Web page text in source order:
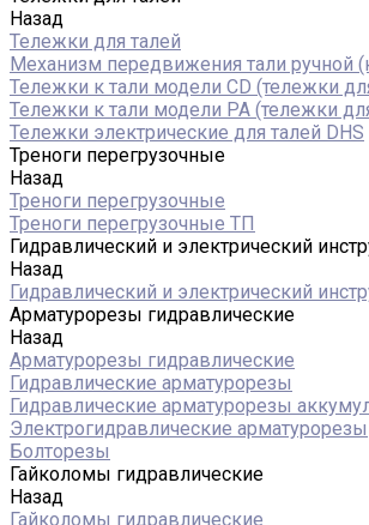
Назад
Тележки для талей
Механизм передвижения тали ручной
Тележки к тали модели CD (тележки
Тележки к тали модели РА (тележки
Тележки электрические для талей DHS
Треноги перегрузочные
Назад
Треноги перегрузочные
Треноги перегрузочные ТП
Гидравлический и электрический
Назад
Гидравлический и электрический
Арматурорезы гидравлические
Назад
Арматурорезы гидравлические
Гидравлические арматурорезы
Гидравлические арматурорезы
Электрогидравлические арматурорезы
Болторезы
Гайколомы гидравлические
Назад
Гайколомы гидравлические